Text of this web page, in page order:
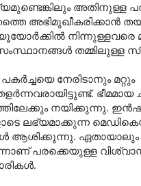
അതിനുള്ള
അഭിമുഖീകരിക്കാൻ
നിന്നുള്ളവരെ
സംസ്ഥാനങ്ങൾ തമ്മിലുള്ള
നേരിടാനും മറ്റും
നയിക്കുന്നു.
ആശിക്കുന്നു.
പരക്കെയുള്ള